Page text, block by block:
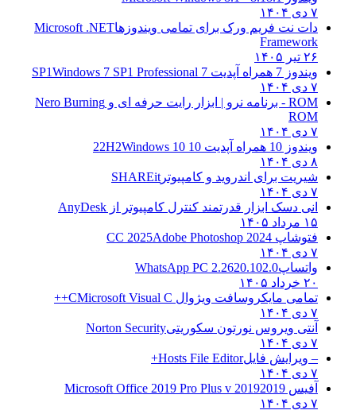
دات نت فریم ورک برای تمامی ویندوزهاMicrosoft .NET
Framework
ویندوز 7 همراه آپدیت 7 SP1
Windows 7 SP1 Professional
ROM - برنامه نرو | ابزار رایت حرفه ای و
Nero Burning
ROM
ویندوز 10 همراه آپدیت 10 22H2
Windows 10
شیریت برای اندروید و کامپیوترSHAREit
انی دسک ابزار قدرتمند کنترل کامپیوتر ازAnyDesk
فتوشاپ CC 2025Adobe Photoshop 2024
واتساپWhatsApp PC 2.2620.102.0
تمامی مایکروسافت ویژوال CMicrosoft Visual C++
آنتی ویروس نورتون سکوریتیNorton Security
– ویرایش فایلHosts File Editor+
آفیس 20192019 Microsoft Office 2019 Pro Plus v